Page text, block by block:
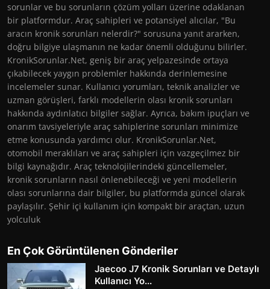
sorunlar ve bu sorunların çözüm yolları üzerine odaklanan
bir platformdur. Araç sahipleri ve potansiyel alıcılar, "Bu
aracın kronik sorunları nelerdir?" sorusuna yanıt ararken,
doğru bilgiye ulaşmanın ne kadar önemli olduğunu bilirler.
KronikSorunlar.Net, geniş bir araç yelpazesinde ortaya
çıkabilecek yaygın problemler hakkında derinlemesine
incelemeler sunar. Kullanıcı yorumları, teknik analizler ve
uzman görüşleri, farklı modellerin olası kronik sorunları
hakkında aydınlatıcı bilgiler sağlar. Ayrıca, bakım ipuçları ve
onarım tavsiyeleriyle araç sahiplerine sorunları minimize
etme konusunda yardımcı olur. KronikSorunlar.Net,
otomobil meraklıları ve araç sahipleri için vazgeçilmez bir
bilgi kaynağıdır. Araç teknolojilerindeki güncellemeler,
kronik sorunların nasıl önlenebileceği ve yeni modellerin
olası sorunlarına dair bilgiler, bu platformda güncel olarak
paylaşılır. Şehir içi kullanım için kompakt bir araçtan, uzun
yolculuk
En Çok Görüntülenen Gönderiler
Jaecoo J7 Kronik Sorunları ve Detaylı
Kullanıcı Yo...